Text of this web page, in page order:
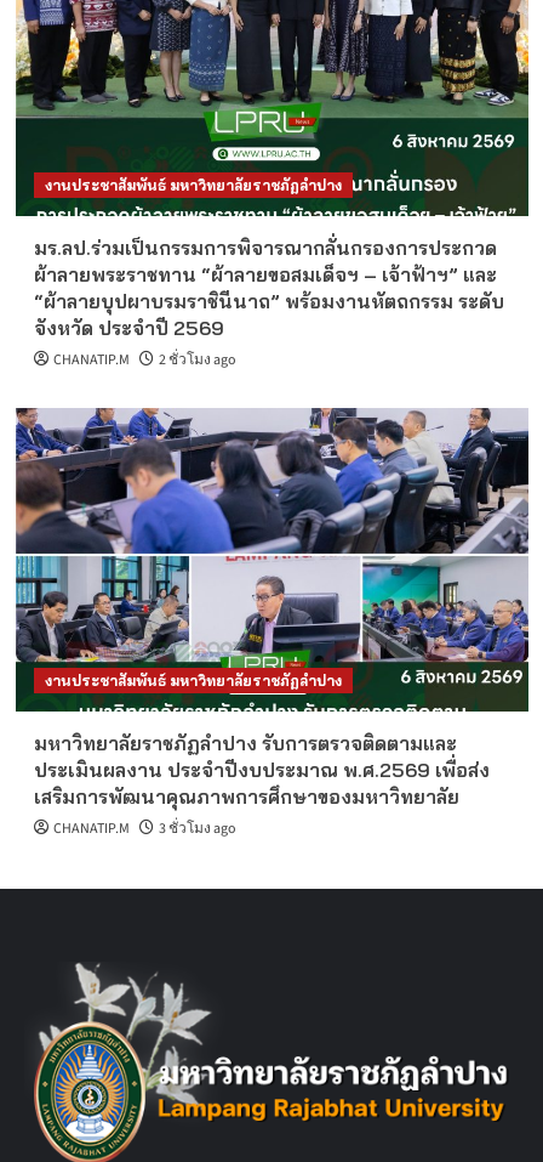
งานประชาสัมพันธ์ มหาวิทยาลัยราชภัฏลำปาง
มร.ลป.ร่วมเป็นกรรมการพิจารณากลั่นกรองการประกวด
ผ้าลายพระราชทาน “ผ้าลายขอสมเด็จฯ – เจ้าฟ้าฯ” และ
“ผ้าลายบุปผาบรมราชินีนาถ” พร้อมงานหัตถกรรม ระดับ
จังหวัด ประจำปี 2569
CHANATIP.M 2 ชั่วโมง ago
งานประชาสัมพันธ์ มหาวิทยาลัยราชภัฏลำปาง
มหาวิทยาลัยราชภัฏลำปาง รับการตรวจติดตามและ
ประเมินผลงาน ประจำปีงบประมาณ พ.ศ.2569 เพื่อส่ง
เสริมการพัฒนาคุณภาพการศึกษาของมหาวิทยาลัย
CHANATIP.M 3 ชั่วโมง ago